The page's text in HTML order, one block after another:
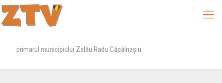
primarul municipiului Zalău Radu Căpâlnaşiu